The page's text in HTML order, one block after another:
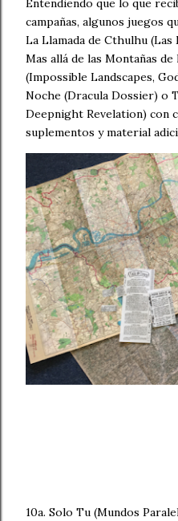
Entendiendo que lo que
campañas, algunos juegos
La Llamada de Cthulhu
Mas allá de las Montañas
(Impossible Landscapes,
Noche (Dracula Dossier) o
Deepnight Revelation) con
suplementos y material
10a. Solo Tu (Mundos